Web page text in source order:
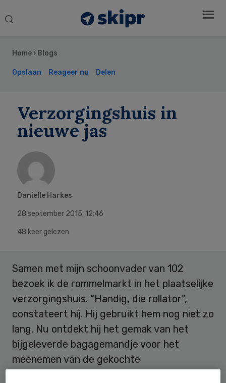
Search
Home › Blogs
Opslaan Reageer nu Delen
Verzorgingshuis in
nieuwe jas
Danielle Harkes
28 september 2015, 12:46
48 keer gelezen
Samen met mijn schoonvader van 102
bezoek ik de rommelmarkt in het plaatselijke
verzorgingshuis. “Handig, die rollator”,
constateert hij. Hij gebruikt hem nog niet zo
lang. Nu ontdekt hij het gemak van het
bijgeleverde bagagemandje voor het
meenemen van de gekochte
Sidebar